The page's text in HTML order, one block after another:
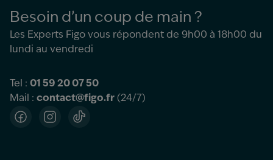
Besoin d’un coup de main ?
Les Experts Figo vous répondent de 9h00 à 18h00 du
lundi au vendredi
Tel : 01 59 20 07 50
Mail : contact@figo.fr (24/7)
FacebookInstagramTikTok